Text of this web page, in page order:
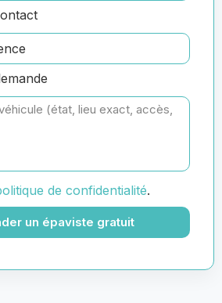
de confidentialité.
un épaviste gratuit